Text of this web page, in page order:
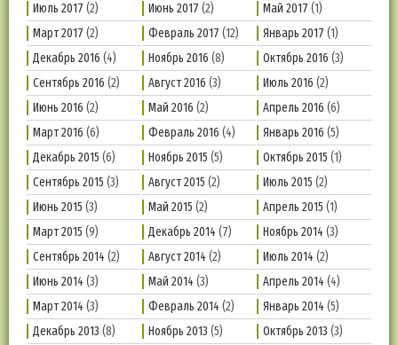
Июль 2017 (2) Июнь 2017 (2) Май 2017 (1)
Март 2017 (2) Февраль 2017 (12) Январь 2017 (1)
Декабрь 2016 (4) Ноябрь 2016 (8) Октябрь 2016 (3)
Сентябрь 2016 (2) Август 2016 (3) Июль 2016 (2)
Июнь 2016 (2) Май 2016 (2) Апрель 2016 (6)
Март 2016 (6) Февраль 2016 (4) Январь 2016 (5)
Декабрь 2015 (6) Ноябрь 2015 (5) Октябрь 2015 (1)
Сентябрь 2015 (3) Август 2015 (2) Июль 2015 (2)
Июнь 2015 (3) Май 2015 (2) Апрель 2015 (1)
Март 2015 (9) Декабрь 2014 (7) Ноябрь 2014 (3)
Сентябрь 2014 (2) Август 2014 (2) Июль 2014 (2)
Июнь 2014 (3) Май 2014 (3) Апрель 2014 (4)
Март 2014 (3) Февраль 2014 (2) Январь 2014 (5)
Декабрь 2013 (8) Ноябрь 2013 (5) Октябрь 2013 (3)